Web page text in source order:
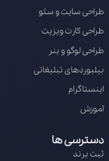
طراحی سایت و سئو
طراحی کارت ویزیت
طراحی لوگو و بنر
بیلبوردهای تبلیغاتی
اینستاگرام
آموزش
دسترسی ها
ثبت برند